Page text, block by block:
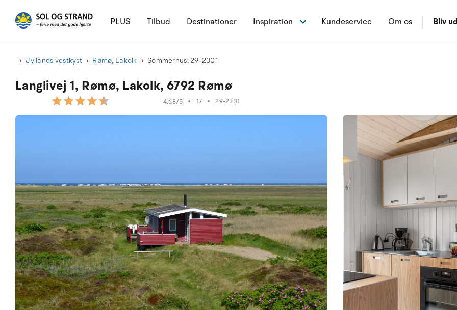
PLUS Tilbud Destinationer Inspiration Kundeservice Om os Bliv
Jyllands vestkyst Rømø, Lakolk Sommerhus, 29-2301
Langlivej 1, Rømø, Lakolk, 6792 Rømø
4.68/5 • 17 • 29-2301